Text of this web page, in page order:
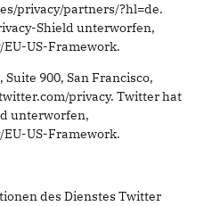
privacy/partners/?hl=de.
Shield unterworfen,
US-Framework.
900, San Francisco,
privacy. Twitter hat
unterworfen,
US-Framework.
des Dienstes Twitter